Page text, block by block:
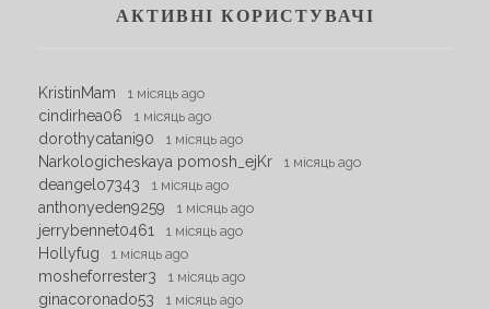
АКТИВНІ КОРИСТУВАЧІ
KristinMam 1 місяць ago
cindirhea06 1 місяць ago
dorothycatani90 1 місяць ago
Narkologicheskaya pomosh_ejKr 1 місяць ago
deangelo7343 1 місяць ago
anthonyeden9259 1 місяць ago
jerrybennet0461 1 місяць ago
Hollyfug 1 місяць ago
mosheforrester3 1 місяць ago
ginacoronado53 1 місяць ago